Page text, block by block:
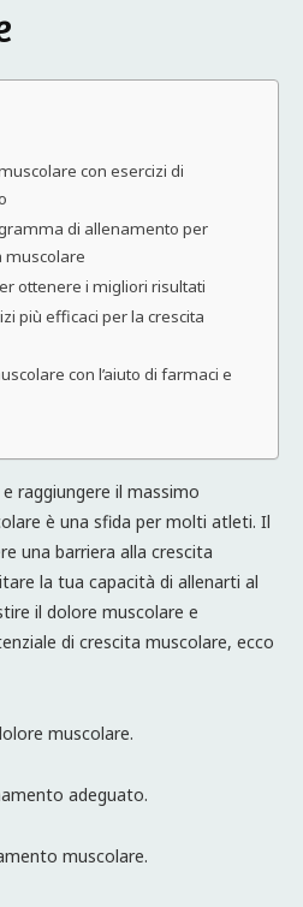
con esercizi di
di allenamento per
muscolare
ottenere i migliori risultati
più efficaci per la crescita
con l’aiuto di farmaci e
raggiungere il massimo
è una sfida per molti atleti. Il
una barriera alla crescita
la tua capacità di allenarti al
il dolore muscolare e
di crescita muscolare, ecco
muscolare.
adeguato.
muscolare.